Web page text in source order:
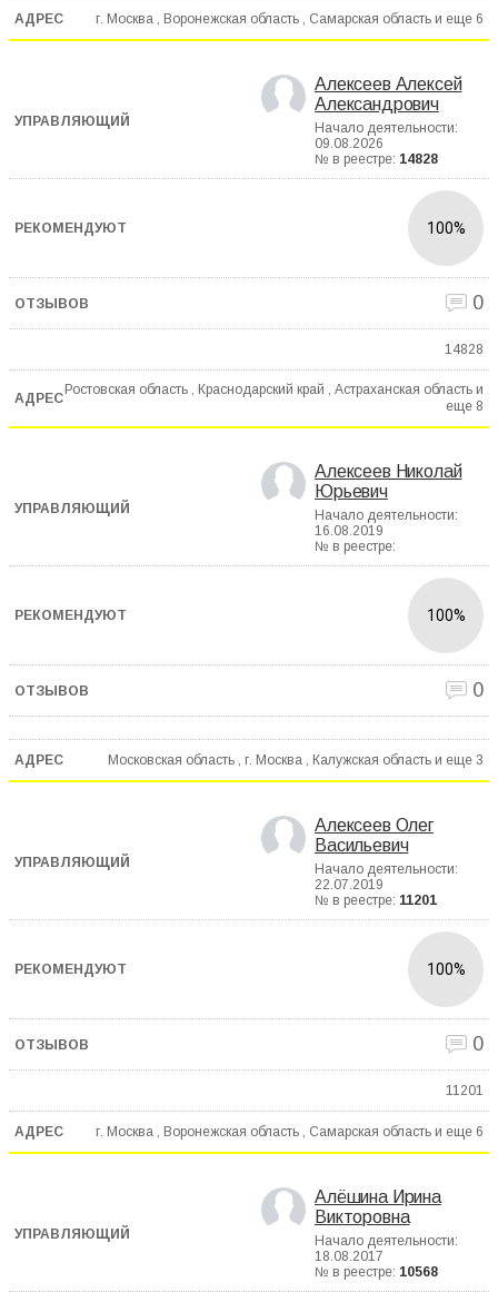
г. Москва , Воронежская область , Самарская область и еще 6
Алексеев Алексей
Александрович
Начало деятельности:
09.08.2026
№ в реестре: 14828
100%
0
14828
Ростовская область , Краснодарский край , Астраханская область и
еще 8
Алексеев Николай
Юрьевич
Начало деятельности:
16.08.2019
№ в реестре:
100%
0
Московская область , г. Москва , Калужская область и еще 3
Алексеев Олег
Васильевич
Начало деятельности:
22.07.2019
№ в реестре: 11201
100%
0
11201
г. Москва , Воронежская область , Самарская область и еще 6
Алёшина Ирина
Викторовна
Начало деятельности:
18.08.2017
№ в реестре: 10568